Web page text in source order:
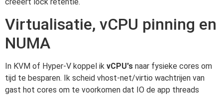
Virtualisatie, vCPU pinning en
NUMA
In KVM of Hyper-V koppel ik vCPU's naar fysieke cores om
tijd te besparen. Ik scheid vhost-net/virtio wachtrijen van
gast hot cores om te voorkomen dat IO de app threads